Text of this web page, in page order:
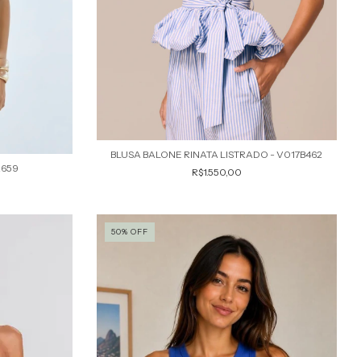
BLUSA BALONE RINATA LISTRADO - V017B462
R$1.550,00
50% OFF